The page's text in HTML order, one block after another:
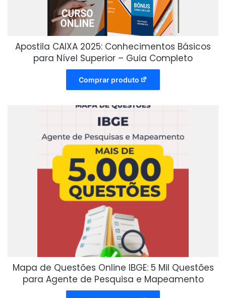
Apostila CAIXA 2025: Conhecimentos Básicos
para Nível Superior – Guia Completo
Comprar produto
Mapa de Questões Online IBGE: 5 Mil Questões
para Agente de Pesquisa e Mapeamento